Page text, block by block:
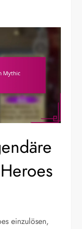
einzulösen,